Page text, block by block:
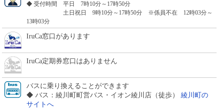
◆ 受付時間 平日 7時10分～17時50分
土日祝日 9時10分～17時50分 ※係員不在 12時03分～
13時03分
IruCa窓口があります
IruCa定期券窓口はありません
バスに乗り換えることができます
◆ バス：綾川町町営バス・イオン綾川店（徒歩）綾川町の
サイトへ